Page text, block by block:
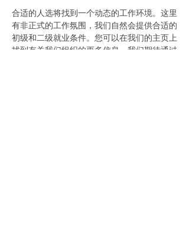
合适的人选将找到一个动态的工作环境。这里
有非正式的工作氛围，我们自然会提供合适的
初级和二级就业条件。您可以在我们的主页上
找到有关我们组织的更多信息。我们期待通过